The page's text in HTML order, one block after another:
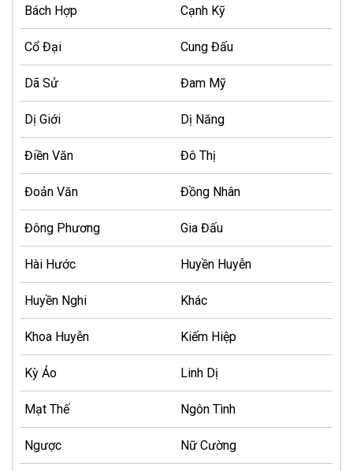
Bách Hợp Cạnh Kỹ
Cổ Đại Cung Đấu
Dã Sử Đam Mỹ
Dị Giới Dị Năng
Điền Văn Đô Thị
Đoản Văn Đồng Nhân
Đông Phương Gia Đấu
Hài Hước Huyền Huyễn
Huyền Nghi Khác
Khoa Huyễn Kiếm Hiệp
Kỳ Ảo Linh Dị
Mạt Thế Ngôn Tình
Ngược Nữ Cường